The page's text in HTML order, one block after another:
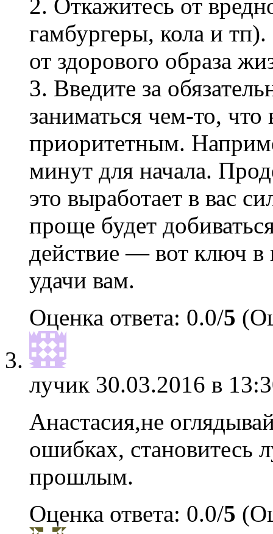
2. Откажитесь от
гамбургеры, кола и тп).
от здорового образа
3. Введите за
заниматься чем-то,
приоритетным.
минут для начала.
это выработает в вас
проще будет
действие — вот ключ в
удачи вам.
Оценка ответа: 0.0/5
лучик 30.03.2016 в
Анастасия,не
ошибках, становитесь
прошлым.
Оценка ответа: 0.0/5